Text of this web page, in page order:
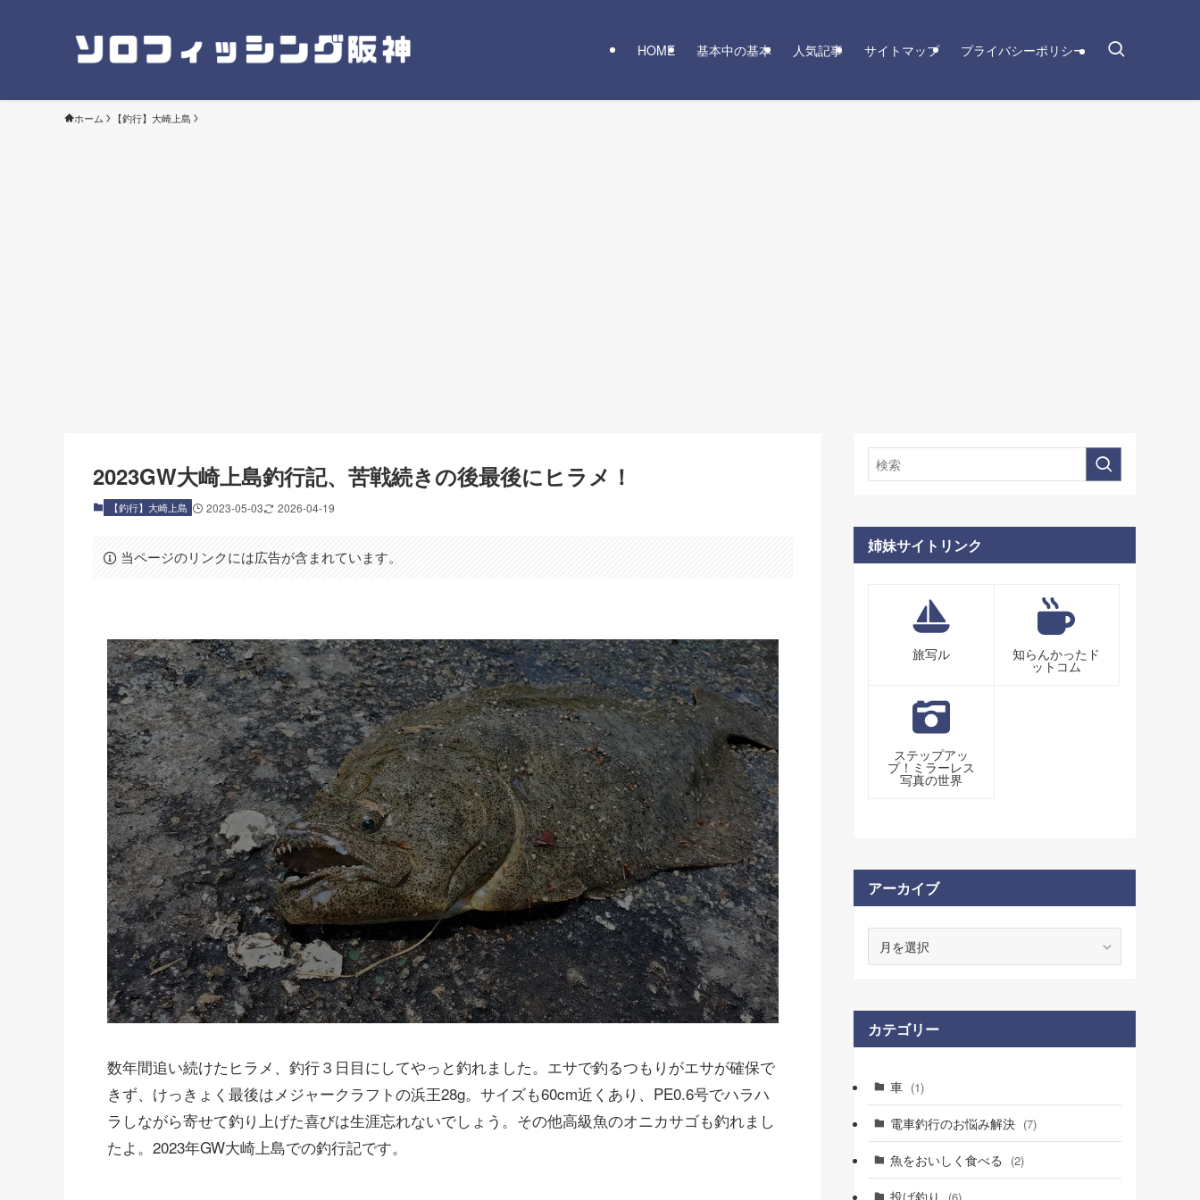
HOME 基本中の基本 人気記事 サイトマップ プライバシーポリシー
ホーム 【釣行】大崎上島
2023GW大崎上島釣行記、苦戦続きの後最後にヒラメ！
【釣行】大崎上島 2023-05-03 2026-04-19
当ページのリンクには広告が含まれています。
まさかヒラメが釣れるとは．．．
数年間追い続けたヒラメ、釣行３日目にしてやっと釣れました。エサで釣るつもりがエサが確保で
きず、けっきょく最後はメジャークラフトの浜王28g。サイズも60cm近くあり、PE0.6号でハラハ
ラしながら寄せて釣り上げた喜びは生涯忘れないでしょう。その他高級魚のオニカサゴも釣れまし
たよ。2023年GW大崎上島での釣行記です。
姉妹サイトリンク
旅写ル 知らんかったド
ットコム
ステップアッ
プ！ミラーレス
写真の世界
アーカイブ
ブ
カテゴリー
車 (1)
電車釣行のお悩み解決 (7)
魚をおいしく食べる (2)
投げ釣り (6)